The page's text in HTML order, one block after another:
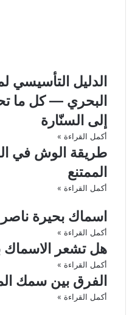
الدليل التأسيسي
البحري — كل ما
إلى السنّارة
أكمل القراءة »
طريقة الوش في
الممتنع
أكمل القراءة »
اسماك بحيرة
أكمل القراءة »
هل تشعر الاسماك
أكمل القراءة »
الفرق بين سمك
أكمل القراءة »